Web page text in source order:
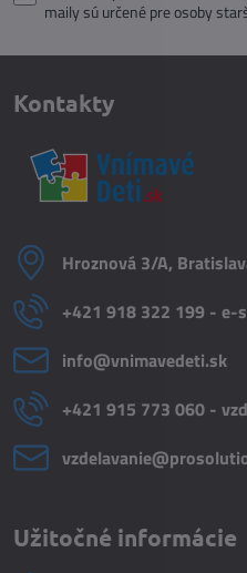
maily sú určené pre osoby
Kontakty
Hroznová 3/A,
+421 918 322 199 - e-
info​@vnimavedeti​.sk
+421 915 773 060 -
Užitočné informácie